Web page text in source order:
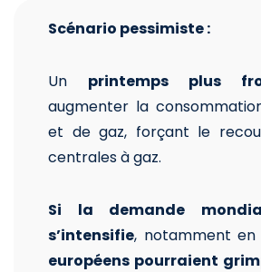
Scénario pessimiste :
Un printemps plus
augmenter la
et de gaz, forçant le
centrales à gaz.
Si la demande
s’intensifie, notamment en
européens pourraient